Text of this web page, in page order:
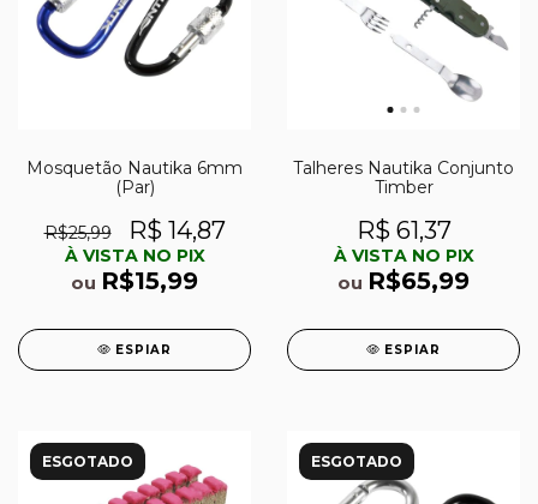
Mosquetão Nautika 6mm
(Par)
R$25,99 R$ 14,87
À VISTA NO PIX
ou R$15,99
ESPIAR
Talheres Nautika Conjunto
Timber
R$ 61,37
À VISTA NO PIX
ou R$65,99
ESPIAR
ESGOTADO ESGOTADO